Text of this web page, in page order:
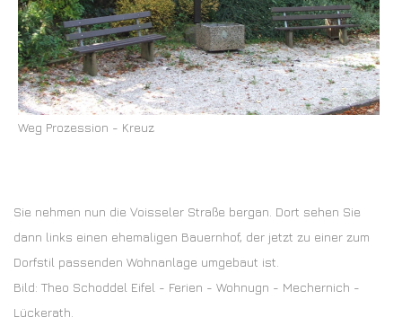
Weg Prozession - Kreuz
Sie nehmen nun die Voisseler Straße bergan. Dort sehen Sie
dann links einen ehemaligen Bauernhof, der jetzt zu einer zum
Dorfstil passenden Wohnanlage umgebaut ist.
Bild: Theo Schoddel Eifel - Ferien - Wohnugn - Mechernich -
Lückerath.